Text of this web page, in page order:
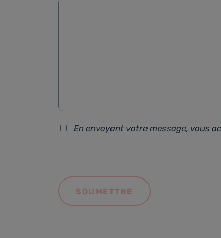
En envoyant votre message, vous